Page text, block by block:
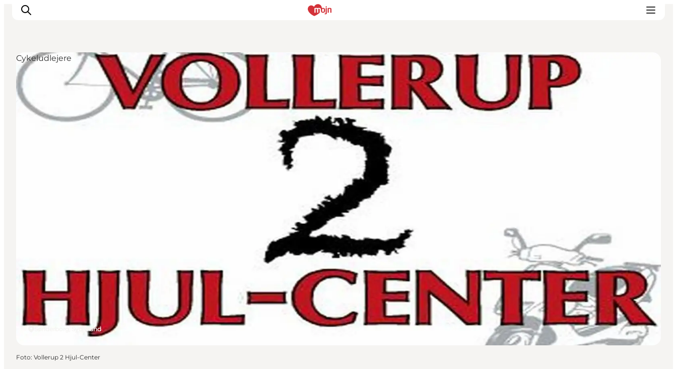
Oplevelser
Byer & Steder
Det sker
Sønderborg, Sydjylland
Cykeludlejere
Foto: Vollerup 2 Hjul-Center